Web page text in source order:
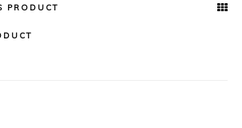
PRODUCT